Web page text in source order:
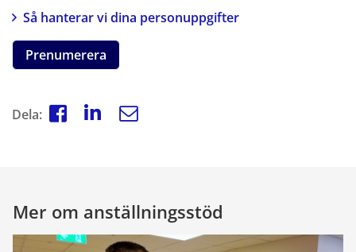
Så hanterar vi dina personuppgifter
Prenumerera
Dela:
Mer om anställningsstöd